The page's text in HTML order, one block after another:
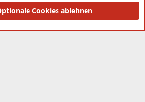
XenForo® © 2010-2025 XenForo Ltd.
Cookies ablehnen